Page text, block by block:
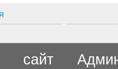
сайт